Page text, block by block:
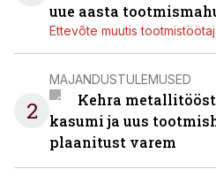
uue aasta
Ettevõte muutis
2
MAJANDUSTULEMUSED
Kehra
kasumi ja uus
plaanitust varem